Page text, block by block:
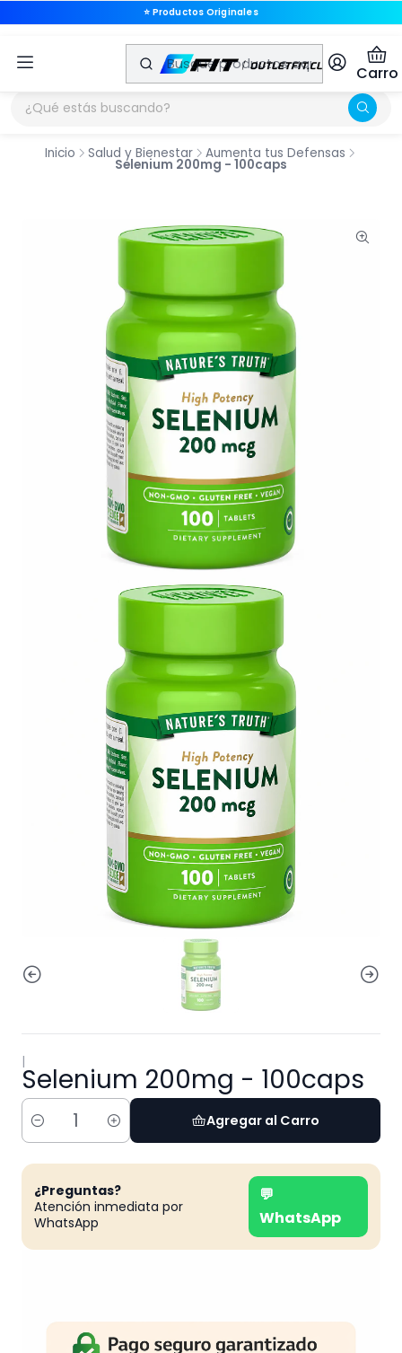
⭐ Productos Originales
Carro
Inicio Salud y Bienestar Aumenta tus Defensas
Selenium 200mg - 100caps
|
Selenium 200mg - 100caps
Cantidad
Agregar al Carro
¿Preguntas?
Atención inmediata por
WhatsApp
💬
WhatsApp
⭐ Productos Originales